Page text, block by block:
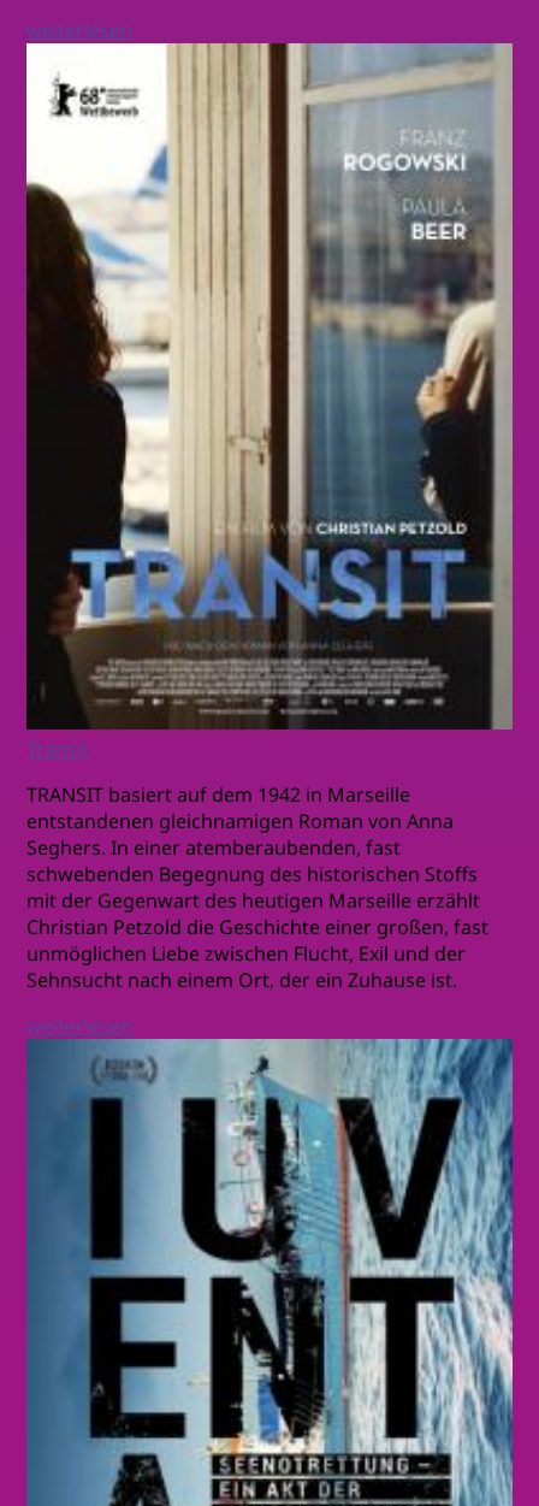
weiterlesen
Transit
TRANSIT basiert auf dem 1942 in Marseille
entstandenen gleichnamigen Roman von Anna
Seghers. In einer atemberaubenden, fast
schwebenden Begegnung des historischen Stoffs
mit der Gegenwart des heutigen Marseille erzählt
Christian Petzold die Geschichte einer großen, fast
unmöglichen Liebe zwischen Flucht, Exil und der
Sehnsucht nach einem Ort, der ein Zuhause ist.
weiterlesen